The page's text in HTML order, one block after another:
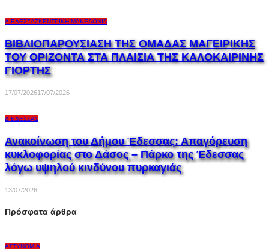
Δ.ΈΔΕΣΣΑΣΚΕΝΤΡΙΚΉ ΜΑΚΕΔΟΝΊΑ
ΒΙΒΛΙΟΠΑΡΟΥΣΙΑΣΗ ΤΗΣ ΟΜΑΔΑΣ ΜΑΓΕΙΡΙΚΗΣ
ΤΟΥ ΟΡΙΖΟΝΤΑ ΣΤΑ ΠΛΑΙΣΙΑ ΤΗΣ ΚΑΛΟΚΑΙΡΙΝΗΣ
ΓΙΟΡΤΗΣ
17/07/202617/07/2026
Δ.ΈΔΕΣΣΑΣ
Ανακοίνωση του Δήμου Έδεσσας: Απαγόρευση
κυκλοφορίας στο Δάσος – Πάρκο της Έδεσσας
λόγω υψηλού κινδύνου πυρκαγιάς
13/07/2026
Πρόσφατα άρθρα
ΑΣΤΥΝΟΜΊΑ